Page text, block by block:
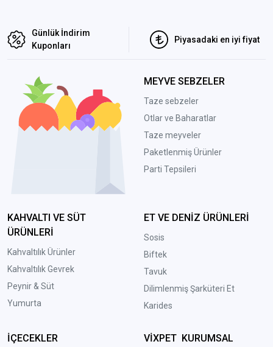
Günlük İndirim
Kuponları
Piyasadaki en iyi fiyat
MEYVE SEBZELER
Taze sebzeler
Otlar ve Baharatlar
Taze meyveler
Paketlenmiş Ürünler
Parti Tepsileri
KAHVALTI VE SÜT
ÜRÜNLERİ
Kahvaltılık Ürünler
Kahvaltılık Gevrek
Peynir & Süt
Yumurta
ET VE DENİZ ÜRÜNLERİ
Sosis
Biftek
Tavuk
Dilimlenmiş Şarküteri Et
Karides
İÇECEKLER VİXPET KURUMSAL